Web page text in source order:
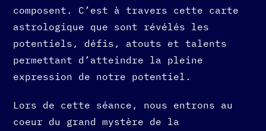
composent. C’est à travers cette carte
astrologique que sont révélés les
potentiels, défis, atouts et talents
permettant d’atteindre la pleine
expression de notre potentiel.
Lors de cette séance, nous entrons au
coeur du grand mystère de la